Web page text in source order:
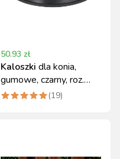
50.93 zł
Kaloszki dla konia,
gumowe, czarny, roz.
XFull, Covalliero
(19)